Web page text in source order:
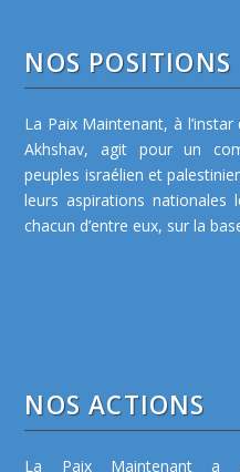
NOS POSITIONS
La Paix Maintenant, à
Akhshav, agit pour un
peuples israélien et
leurs aspirations nationales
chacun d’entre eux, sur la
NOS ACTIONS
La Paix Maintenant a